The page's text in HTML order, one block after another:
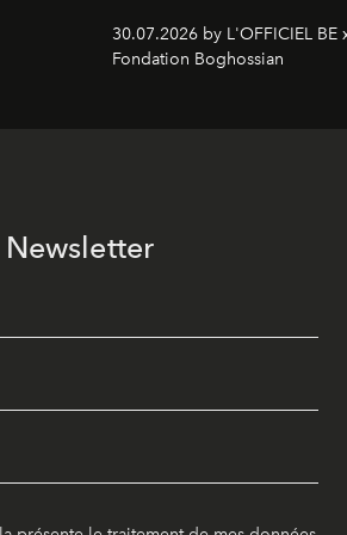
30.07.2026 by L'OFFICIEL BE
Fondation Boghossian
Newsletter